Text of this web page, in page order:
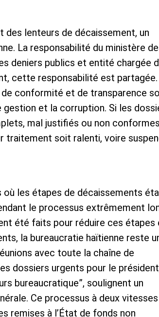
des lenteurs de décaissement, un
La responsabilité du ministère
deniers publics et entité chargée
cette responsabilité est partagée.
conformité et de transparence
et la corruption. Si les
mal justifiés ou non conformes
traitement soit ralenti, voire
les étapes de décaissements
le processus extrêmement
été faits pour réduire ces étapes
la bureaucratie haïtienne reste
avec toute la chaîne de
dossiers urgents pour le
bureaucratique”, soulignent un
Ce processus à deux vitesses
remises à l’État de fonds non